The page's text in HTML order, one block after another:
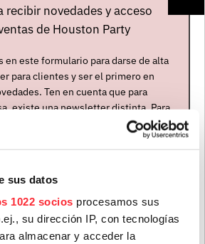
sus datos
1022 socios procesamos sus
su dirección IP, con tecnologías
almacenar y acceder la
CONCIERTOS
Tickets
recibir novedades y acceso
de Houston Party
en este formulario para darse de alta
para clientes y ser el primero en
Ten en cuenta que para
existe una newsletter distinta. Para
envíanos un mensaje a